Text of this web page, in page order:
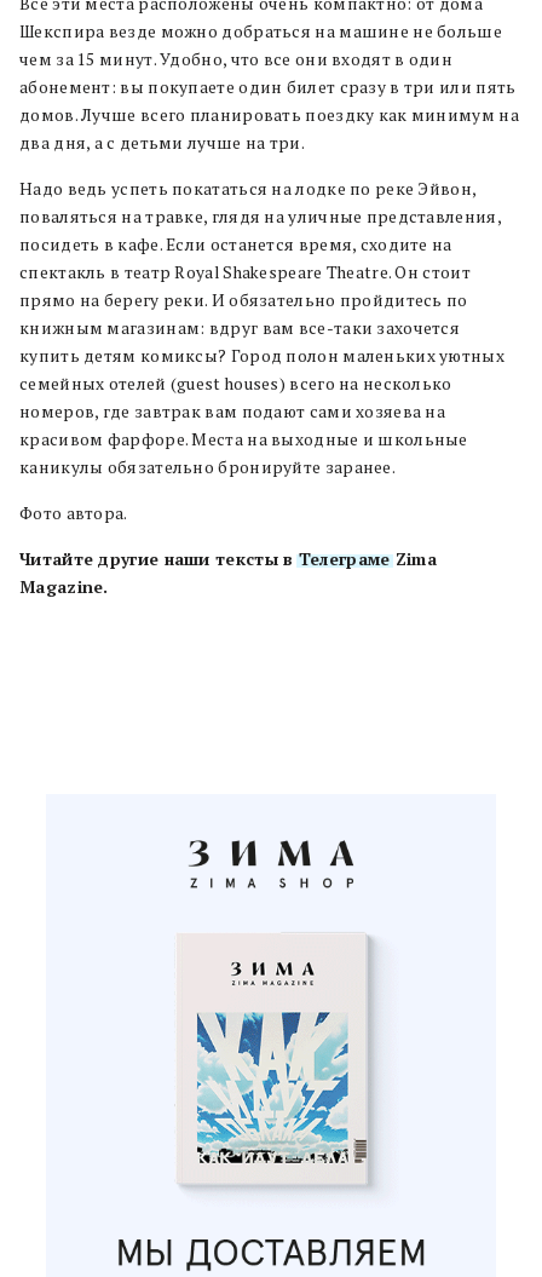
Шекспира везде можно добраться на машине не больше
чем за 15 минут. Удобно, что все они входят в один
абонемент: вы покупаете один билет сразу в три или пять
домов. Лучше всего планировать поездку как минимум на
два дня, а с детьми лучше на три.
Надо ведь успеть покататься на лодке по реке Эйвон,
поваляться на травке, глядя на уличные представления,
посидеть в кафе. Если останется время, сходите на
спектакль в театр Royal Shakespeare Theatre. Он стоит
прямо на берегу реки. И обязательно пройдитесь по
книжным магазинам: вдруг вам все-таки захочется
купить детям комиксы? Город полон маленьких уютных
семейных отелей (guest houses) всего на несколько
номеров, где завтрак вам подают сами хозяева на
красивом фарфоре. Места на выходные и школьные
каникулы обязательно бронируйте заранее.
Фото автора.
Читайте другие наши тексты в ТелеграмеZima
Magazine.